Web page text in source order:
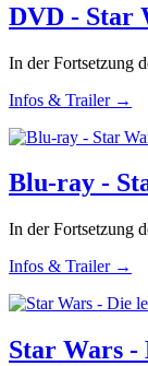
DVD - Star
In der Fortsetzung
Infos & Trailer →
Blu-ray -
In der Fortsetzung
Infos & Trailer →
Star Wars -